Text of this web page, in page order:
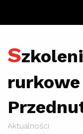
S
rurkowe
Aktualności